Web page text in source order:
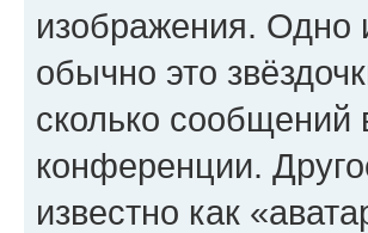
изображения. Одно
обычно это
сколько сообщений
конференции.
известно как